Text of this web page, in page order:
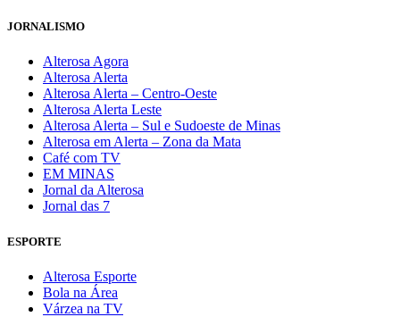
JORNALISMO
Alterosa Agora
Alterosa Alerta
Alterosa Alerta – Centro-Oeste
Alterosa Alerta Leste
Alterosa Alerta – Sul e Sudoeste de Minas
Alterosa em Alerta – Zona da Mata
Café com TV
EM MINAS
Jornal da Alterosa
Jornal das 7
ESPORTE
Alterosa Esporte
Bola na Área
Várzea na TV